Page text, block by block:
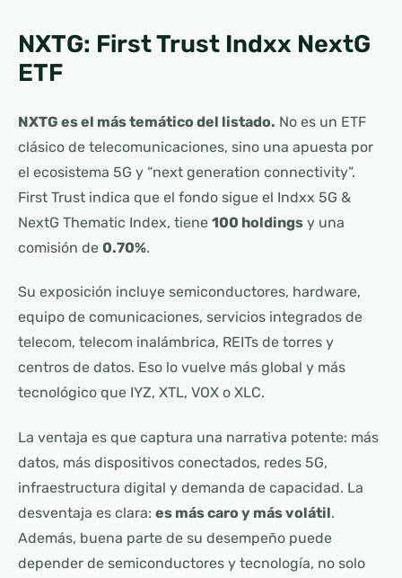
NXTG: First Trust Indxx NextG
ETF
NXTG es el más temático del listado. No es un ETF
clásico de telecomunicaciones, sino una apuesta por
el ecosistema 5G y “next generation connectivity”.
First Trust indica que el fondo sigue el Indxx 5G &
NextG Thematic Index, tiene 100 holdings y una
comisión de 0.70%.
Su exposición incluye semiconductores, hardware,
equipo de comunicaciones, servicios integrados de
telecom, telecom inalámbrica, REITs de torres y
centros de datos. Eso lo vuelve más global y más
tecnológico que IYZ, XTL, VOX o XLC.
La ventaja es que captura una narrativa potente: más
datos, más dispositivos conectados, redes 5G,
infraestructura digital y demanda de capacidad. La
desventaja es clara: es más caro y más volátil.
Además, buena parte de su desempeño puede
depender de semiconductores y tecnología, no solo